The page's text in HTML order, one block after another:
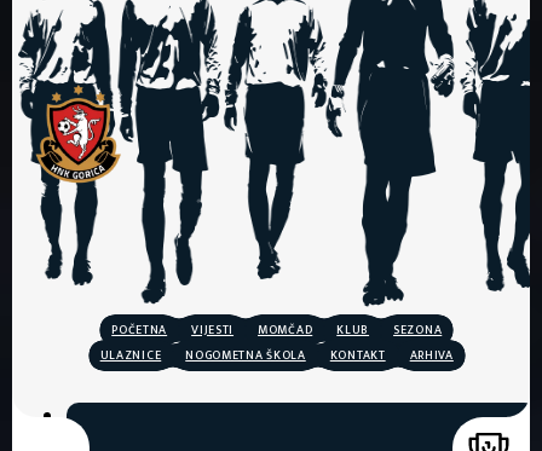
POČETNA VIJESTI MOMČAD KLUB
SEZONA
ULAZNICE
NOGOMETNA ŠKOLA KONTAKT ARHIVA